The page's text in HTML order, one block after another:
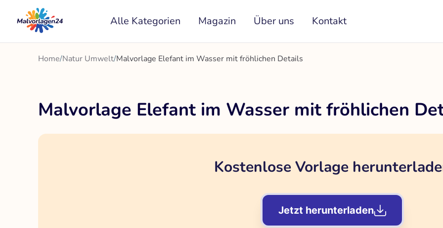
Inhalt
springen
Alle Kategorien Magazin Über uns Kontakt
Home/Natur Umwelt/Malvorlage Elefant im Wasser mit fröhlichen Details
Malvorlage Elefant im Wasser mit fröhlichen
Kostenlose Vorlage
Jetzt herunterladen